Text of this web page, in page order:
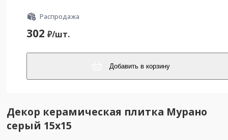
Распродажа
302 ₽/шт.
Добавить в корзину
Декор керамическая плитка Мурано
серый 15x15